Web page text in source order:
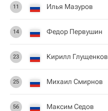
11 Илья Мазуров
14 Федор Первушин
23 Кирилл Глущенков
25 Михаил Смирнов
56 Максим Седов